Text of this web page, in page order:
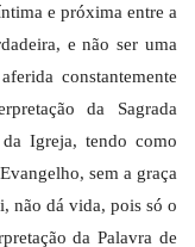
e próxima entre a
e não ser uma
constantemente
da Sagrada
Igreja, tendo como
sem a graça
não dá vida, pois só o
da Palavra de